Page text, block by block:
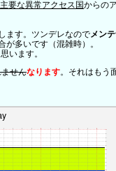
要な異常アクセス国からの
ます。ツンデレなのでメン
多いです（混雑時）。
います。
せんなります。それはもう